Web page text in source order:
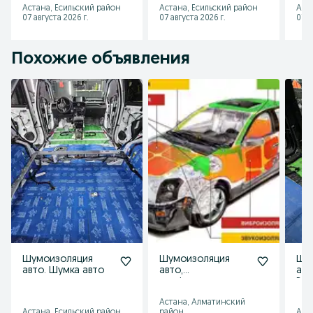
instagram : detailing_lev
кузова и фар
Астана, Есильский район
07 августа 2026 г.
Астана! Мойка
двигателя
Астана, Есильский район
07 августа 2026 г.
07
Похожие объявления
Шумоизоляция
авто. Шумка авто
Шумоизоляция
авто,
профессиональная
Астана, Алматинский